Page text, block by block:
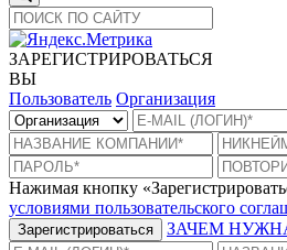
ЗАРЕГИСТРИРОВАТЬСЯ
ВЫ
Пользователь Организация
Нажимая кнопку
условиями пользовательского
Зарегистрироваться ЗАЧЕМ